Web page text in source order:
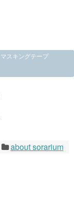
マスキングテープ
about sorarium